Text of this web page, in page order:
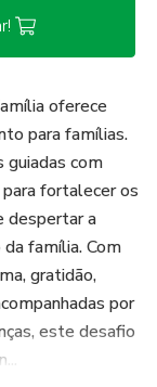
oferece
para famílias.
com
fortalecer os
despertar a
família. Com
gratidão,
por
este desafio